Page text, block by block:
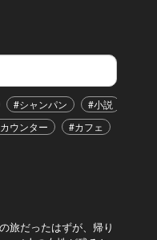
#シャンパン #小説
ウンター #カフェ
旅だったはずが、帰り